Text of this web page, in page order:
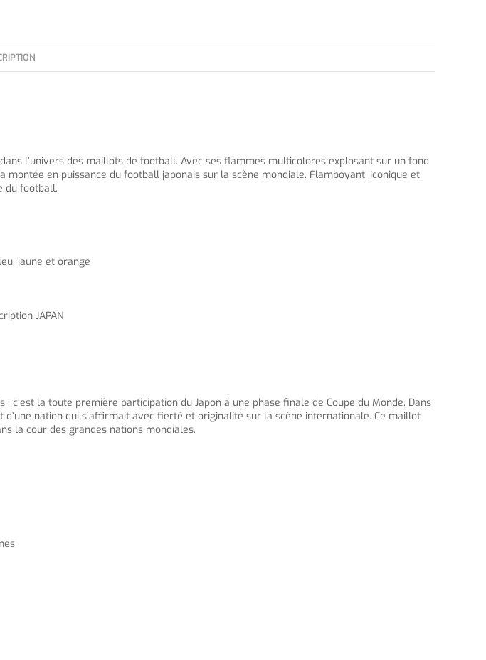
l’univers des maillots de football. Avec ses flammes multicolores explosant sur un fond
en puissance du football japonais sur la scène mondiale. Flamboyant, iconique et
du football.
jaune et orange
JAPAN
la toute première participation du Japon à une phase finale de Coupe du Monde. Dans
nation qui s’affirmait avec fierté et originalité sur la scène internationale. Ce maillot
la cour des grandes nations mondiales.